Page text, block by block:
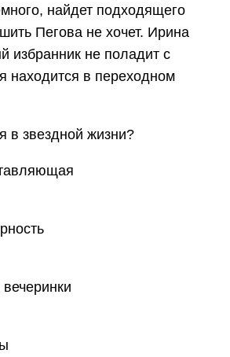
найдет подходящего
Пегова не хочет. Ирина
избранник не поладит с
находится в переходном
в звездной жизни?